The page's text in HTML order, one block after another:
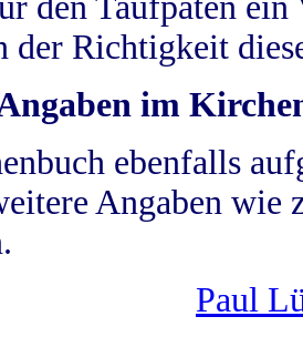
der Richtigkeit
im
ebenfalls
Angaben wie
Paul